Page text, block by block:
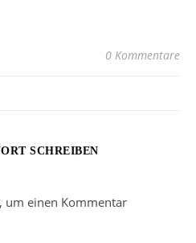
0 Kommentare
SCHREIBEN
um einen Kommentar